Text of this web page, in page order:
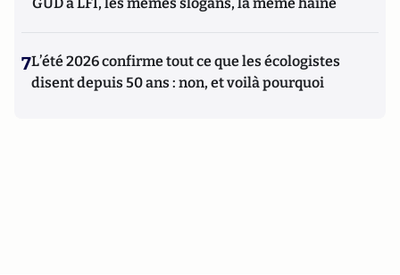
7L’été 2026 confirme tout ce que les écologistes
disent depuis 50 ans : non, et voilà pourquoi